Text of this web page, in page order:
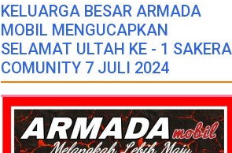
KELUARGA BESAR ARMADA
MOBIL MENGUCAPKAN
SELAMAT ULTAH KE - 1 SAKERA
COMUNITY 7 JULI 2024